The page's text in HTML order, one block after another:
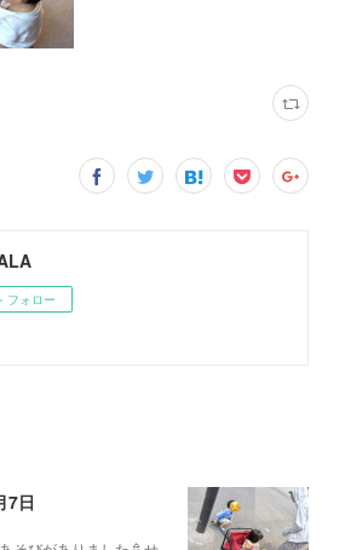
フォロー
7日